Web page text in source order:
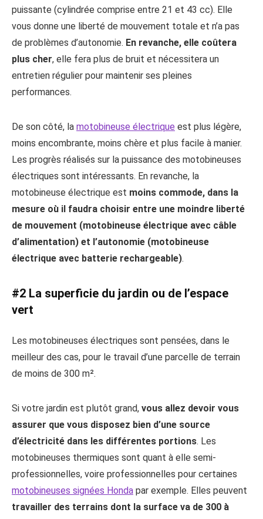
puissante (cylindrée comprise entre 21 et 43 cc). Elle
vous donne une liberté de mouvement totale et n’a pas
de problèmes d’autonomie. En revanche, elle coûtera
plus cher, elle fera plus de bruit et nécessitera un
entretien régulier pour maintenir ses pleines
performances.
De son côté, la motobineuse électrique est plus légère,
moins encombrante, moins chère et plus facile à manier.
Les progrès réalisés sur la puissance des motobineuses
électriques sont intéressants. En revanche, la
motobineuse électrique est moins commode, dans la
mesure où il faudra choisir entre une moindre liberté
de mouvement (motobineuse électrique avec câble
d’alimentation) et l’autonomie (motobineuse
électrique avec batterie rechargeable).
#2 La superficie du jardin ou de l’espace
vert
Les motobineuses électriques sont pensées, dans le
meilleur des cas, pour le travail d’une parcelle de terrain
de moins de 300 m².
Si votre jardin est plutôt grand, vous allez devoir vous
assurer que vous disposez bien d’une source
d’électricité dans les différentes portions. Les
motobineuses thermiques sont quant à elle semi-
professionnelles, voire professionnelles pour certaines
motobineuses signées Honda par exemple. Elles peuvent
travailler des terrains dont la surface va de 300 à